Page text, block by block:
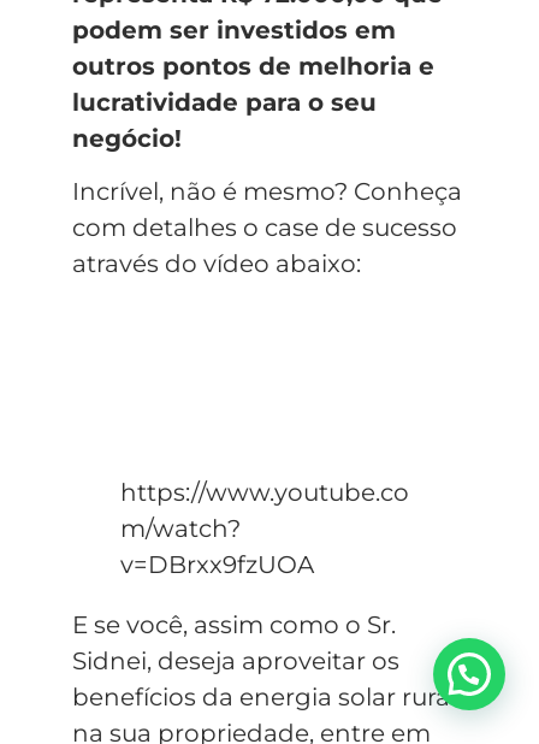
podem ser investidos em
outros pontos de melhoria e
lucratividade para o seu
negócio!
Incrível, não é mesmo? Conheça
com detalhes o case de sucesso
através do vídeo abaixo:
https://www.youtube.co
m/watch?
v=DBrxx9fzUOA
E se você, assim como o Sr.
Sidnei, deseja aproveitar os
benefícios da energia solar rural
na sua propriedade, entre em
Precisa de Ajuda?